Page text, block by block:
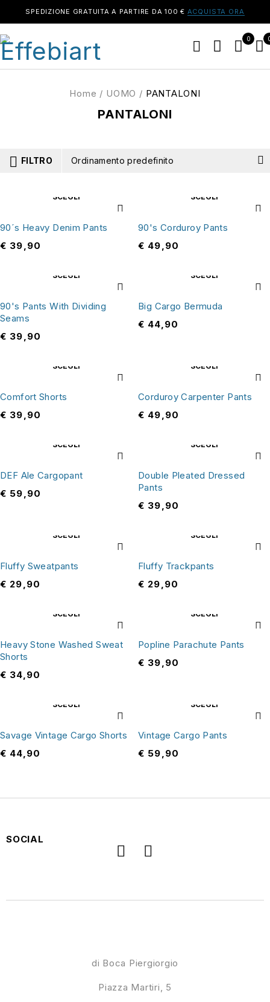
SPEDIZIONE GRATUITA A PARTIRE DA 100 € ACQUISTA ORA
0
PANTALONI
Home / UOMO / PANTALONI
FILTRO Ordinamento predefinito
SCEGLI
90´s Heavy Denim Pants
€ 39,90
SCEGLI
90's Corduroy Pants
€ 49,90
SCEGLI
90's Pants With Dividing
Seams
€ 39,90
SCEGLI
Big Cargo Bermuda
€ 44,90
SCEGLI
Comfort Shorts
€ 39,90
SCEGLI
Corduroy Carpenter Pants
€ 49,90
SCEGLI
DEF Ale Cargopant
€ 59,90
SCEGLI
Double Pleated Dressed
Pants
€ 39,90
SCEGLI
Fluffy Sweatpants
€ 29,90
SCEGLI
Fluffy Trackpants
€ 29,90
SCEGLI
Heavy Stone Washed Sweat
Shorts
€ 34,90
SCEGLI
Popline Parachute Pants
€ 39,90
SCEGLI
Savage Vintage Cargo Shorts
€ 44,90
SCEGLI
Vintage Cargo Pants
€ 59,90
di Boca Piergiorgio
Piazza Martiri, 5
SOCIAL